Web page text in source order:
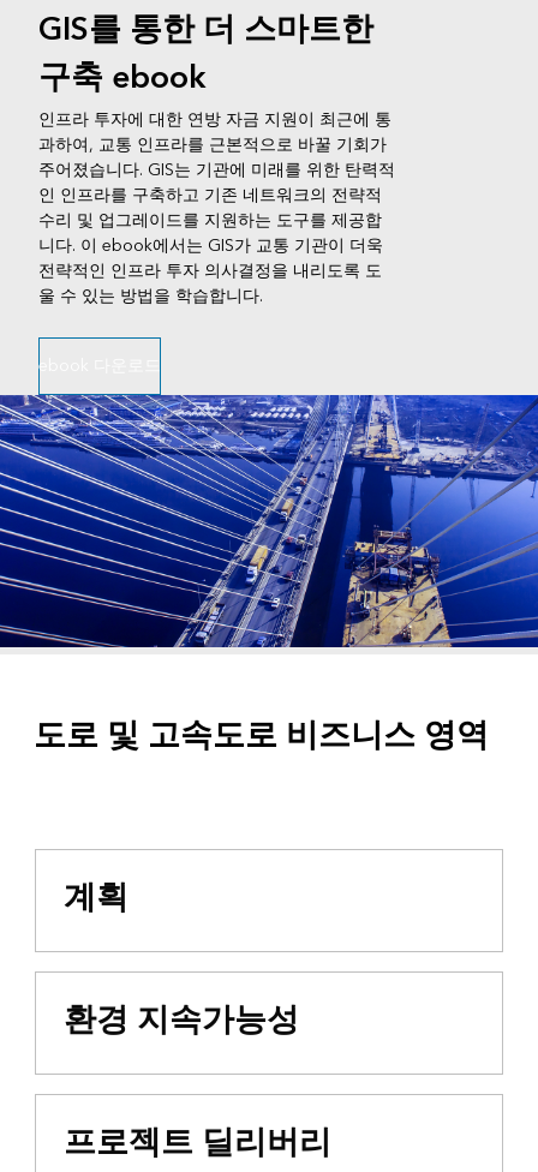
GIS를 통한 더 스마트한
구축 ebook
인프라 투자에 대한 연방 자금 지원이 최근에 통
과하여, 교통 인프라를 근본적으로 바꿀 기회가
주어졌습니다. GIS는 기관에 미래를 위한 탄력적
인 인프라를 구축하고 기존 네트워크의 전략적
수리 및 업그레이드를 지원하는 도구를 제공합
니다. 이 ebook에서는 GIS가 교통 기관이 더욱
전략적인 인프라 투자 의사결정을 내리도록 도
울 수 있는 방법을 학습합니다.
ebook 다운로드
도로 및 고속도로 비즈니스 영역
계획
환경 지속가능성
프로젝트 딜리버리